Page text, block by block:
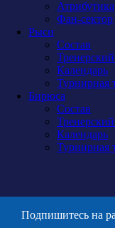
Атрибутика
Фан-сектор
Рыси
Состав
Календарь
Турнирная
Бирюса
Состав
Календарь
Турнирная
Подпишитесь на